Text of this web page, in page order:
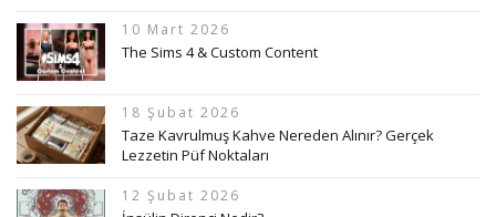
10 Mart 2026
The Sims 4 & Custom Content
18 Şubat 2026
Taze Kavrulmuş Kahve Nereden Alınır? Gerçek
Lezzetin Püf Noktaları
12 Şubat 2026